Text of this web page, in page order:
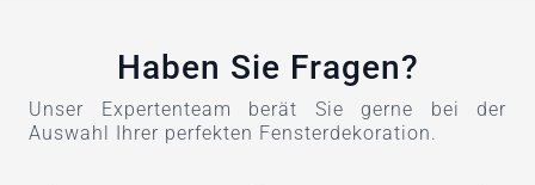
Haben Sie Fragen?
Unser Expertenteam berät Sie gerne bei der
Auswahl Ihrer perfekten Fensterdekoration.